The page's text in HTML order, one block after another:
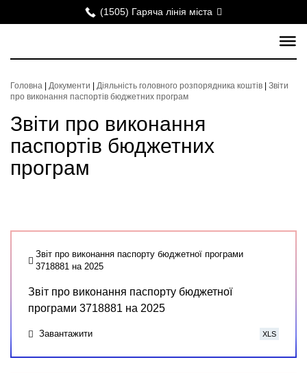
(1505) Гаряча лінія міста
Головна Документи Діяльність головного розпорядника коштів
Звіти
про виконання паспортів бюджетних програм
Звіти про виконання
паспортів бюджетних
програм
Звіт про виконання паспорту бюджетної програми
3718881 на 2025
Звіт про виконання паспорту бюджетної
програми 3718881 на 2025
Завантажити XLS